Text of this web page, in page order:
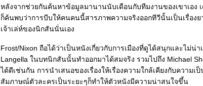
หลังจากช่วยกันค้นหาข้อมูลมานานนับเดือนกับทีมงานของเขาเอง
ก็ค้นพบว่าการบีบให้คนคนนี้สารภาพความจริงออกทีวีนั้นเป็นเรื่อง
เจ้าเล่ห์ของนิกสันนั่นเอง
Frost/Nixon ถือได้ว่าเป็นหนังเกี่ยวกับการเมืองที่ดูได้สนุกและไม่น่
Langella ในบทนิกสันนั้นทำออกมาได้สมจริง รวมไปถึง Michael
ได้ดีเช่นกัน การนำเสนอของเรื่องให้เรื่องความใกล้เคียงกับความ
สัมภาษณ์ตัวละครเป็นระยะๆก็ทำให้ตัวหนังมีความน่าสนใจขึ้น